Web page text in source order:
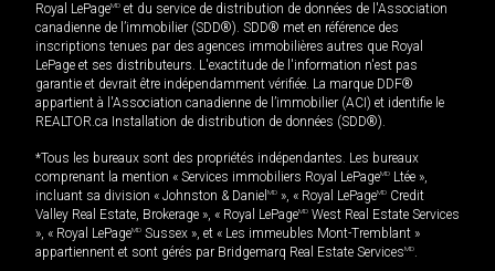
Royal LePageMD et du service de distribution de données de l'Association
canadienne de l’immobilier (SDD®). SDD® met en référence des
inscriptions tenues par des agences immobilières autres que Royal
LePage et ses distributeurs. L'exactitude de l'information n'est pas
garantie et devrait être indépendamment vérifiée. La marque DDF®
appartient à l'Association canadienne de l’immobilier (ACI) et identifie le
REALTOR.ca Installation de distribution de données (SDD®).
*Tous les bureaux sont des propriétés indépendantes. Les bureaux
comprenant la mention « Services immobiliers Royal LePageMD Ltée »,
incluant sa division « Johnston & Daniel MD », « Royal LePageMD Credit
Valley Real Estate, Brokerage », « Royal LePageMD West Real Estate Services
», « Royal LePageMD Sussex », et « Les immeubles Mont-Tremblant »
appartiennent et sont gérés par Bridgemarq Real Estate ServicesMD.